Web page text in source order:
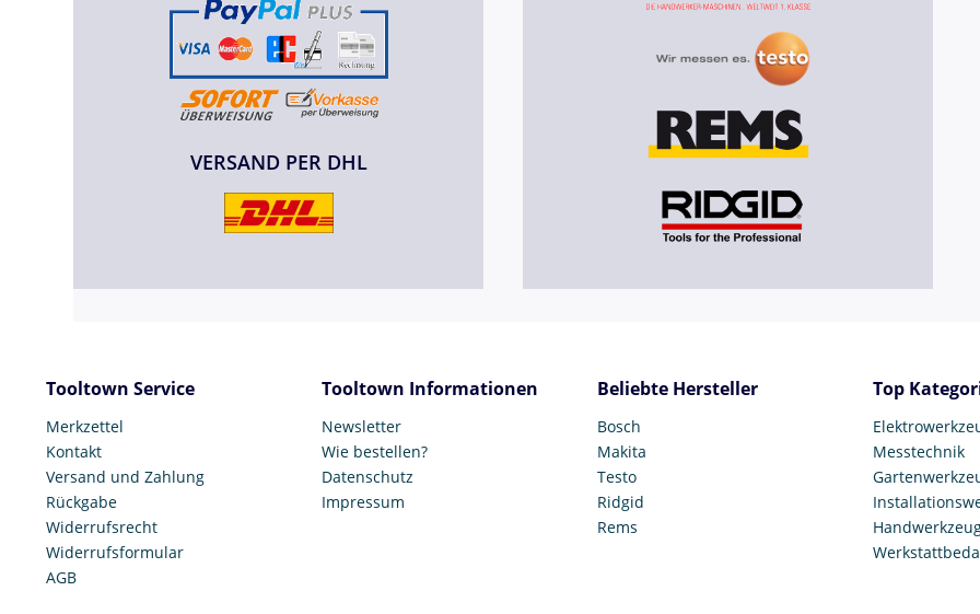
VERSAND PER DHL
Tooltown Service
Merkzettel
Kontakt
Versand und Zahlung
Rückgabe
Widerrufsrecht
Widerrufsformular
AGB
Tooltown Informationen
Newsletter
Wie bestellen?
Datenschutz
Impressum
Beliebte Hersteller
Bosch
Makita
Testo
Ridgid
Rems
Top
Messtechnik